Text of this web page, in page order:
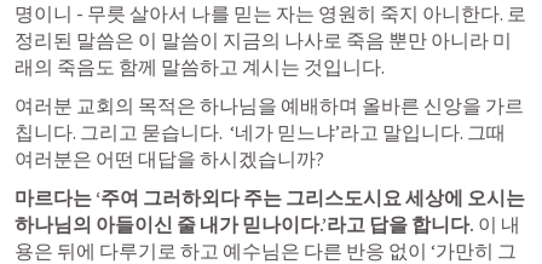
명이니 - 무릇 살아서 나를 믿는 자는 영원히 죽지 아니한다. 로
정리된 말씀은 이 말씀이 지금의 나사로 죽음 뿐만 아니라 미
래의 죽음도 함께 말씀하고 계시는 것입니다.
여러분 교회의 목적은 하나님을 예배하며 올바른 신앙을 가르
칩니다. 그리고 묻습니다.  ‘네가 믿느냐’라고 말입니다. 그때
여러분은 어떤 대답을 하시겠습니까?
마르다는 ‘주여 그러하외다 주는 그리스도시요 세상에 오시는
하나님의 아들이신 줄 내가 믿나이다.’라고 답을 합니다. 이 내
용은 뒤에 다루기로 하고 예수님은 다른 반응 없이 ‘가만히 그